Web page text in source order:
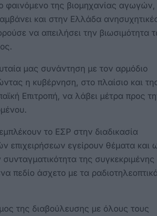
φαινόμενο της βιομηχανίας αγωγών,
και στην Ελλάδα
να απειλήσει την βιωσιμότητα
μας συνάντηση με τον αρμόδιο
η κυβέρνηση, στο πλαίσιο και
Επιτροπή, να λάβει μέτρα προς
το ΕΣΡ στην διαδικασία
εγείρουν θέματα και
της συγκεκριμένης
πεδίο άσχετο με τα
της διαβούλευσης με όλους τους